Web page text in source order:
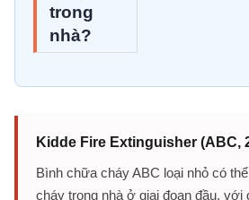
trong
nhà?
Kidde Fire Extinguisher (ABC,
Bình chữa cháy ABC loại nhỏ có
cháy trong nhà ở giai đoạn đầu, với